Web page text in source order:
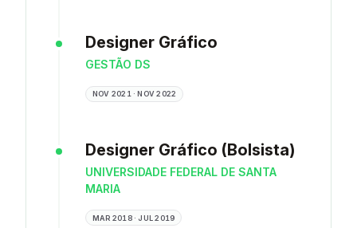
Designer Gráfico
GESTÃO DS
NOV 2021 · NOV 2022
Designer Gráfico (Bolsista)
UNIVERSIDADE FEDERAL DE SANTA
MARIA
MAR 2018 · JUL 2019